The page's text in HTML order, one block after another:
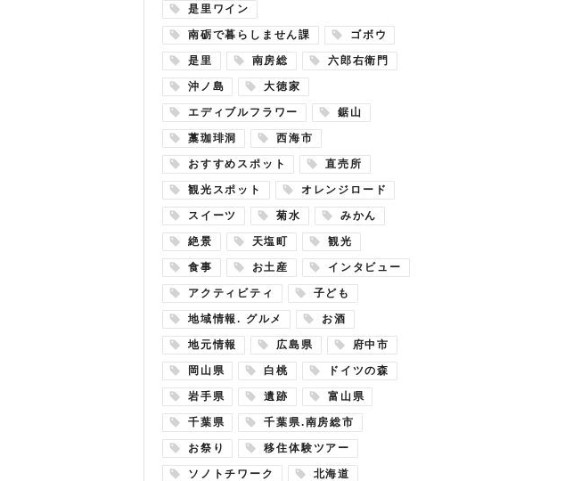
是里ワイン
南砺で暮らしません課 ゴボウ
是里 南房総 六郎右衛門
沖ノ島 大徳家
エディブルフラワー 鋸山
藁珈琲洞 西海市
おすすめスポット 直売所
観光スポット オレンジロード
スイーツ 菊水 みかん
絶景 天塩町 観光
食事 お土産 インタビュー
アクティビティ 子ども
地域情報. グルメ お酒
地元情報 広島県 府中市
岡山県 白桃 ドイツの森
岩手県 遺跡 富山県
千葉県 千葉県.南房総市
お祭り 移住体験ツアー
ソノトチワーク 北海道